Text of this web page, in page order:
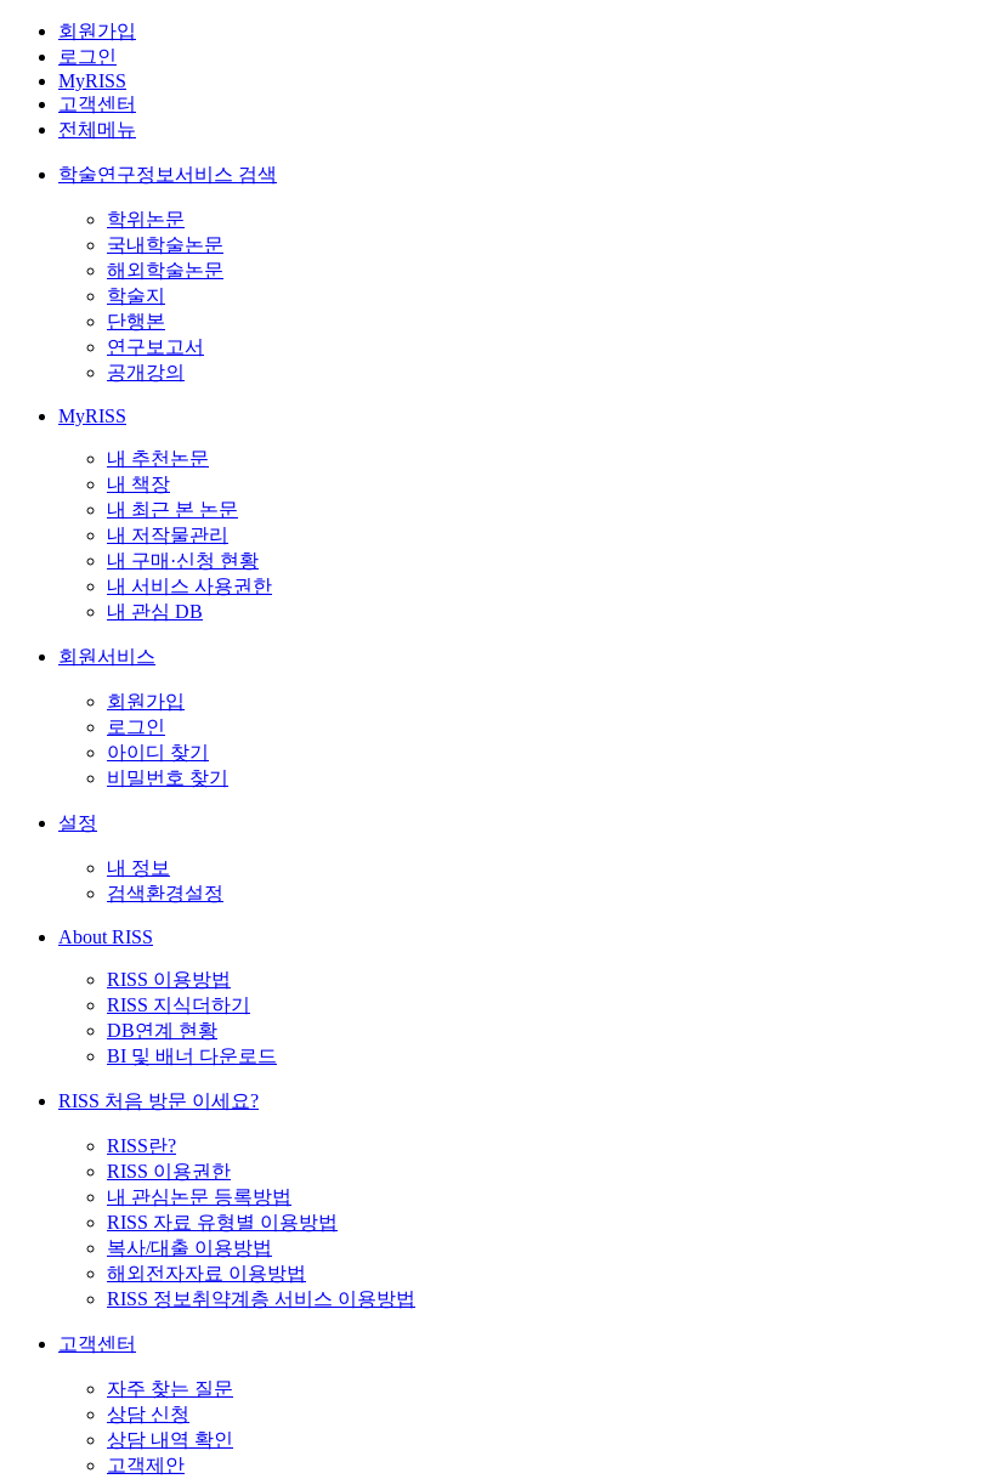
회원가입
로그인
MyRISS
고객센터
전체메뉴
학술연구정보서비스 검색
학위논문
국내학술논문
해외학술논문
학술지
단행본
연구보고서
공개강의
MyRISS
내 추천논문
내 책장
내 최근 본 논문
내 저작물관리
내 구매·신청 현황
내 서비스 사용권한
내 관심 DB
회원서비스
회원가입
로그인
아이디 찾기
비밀번호 찾기
설정
내 정보
검색환경설정
About RISS
RISS 이용방법
RISS 지식더하기
DB연계 현황
BI 및 배너 다운로드
RISS 처음 방문 이세요?
RISS란?
RISS 이용권한
내 관심논문 등록방법
RISS 자료 유형별 이용방법
복사/대출 이용방법
해외전자자료 이용방법
RISS 정보취약계층 서비스 이용방법
고객센터
자주 찾는 질문
상담 신청
상담 내역 확인
고객제안